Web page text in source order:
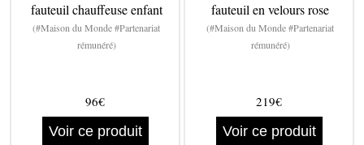
fauteuil chauffeuse enfant
(#Maison du Monde #Partenariat
rémunéré)
96€
Voir ce produit
fauteuil en velours rose
(#Maison du Monde #Partenariat
rémunéré)
219€
Voir ce produit